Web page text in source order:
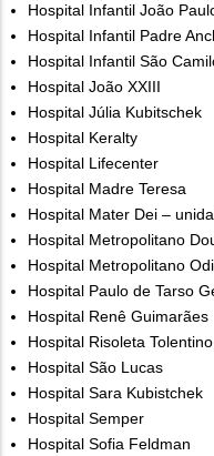
Hospital Infantil João
Hospital Infantil Padre
Hospital Infantil São
Hospital João XXIII
Hospital Júlia Kubitschek
Hospital Keralty
Hospital Lifecenter
Hospital Madre Teresa
Hospital Mater Dei –
Hospital Metropolitano
Hospital Metropolitano
Hospital Paulo de Tarso
Hospital Renê Guimarães
Hospital Risoleta
Hospital São Lucas
Hospital Sara Kubistchek
Hospital Semper
Hospital Sofia Feldman